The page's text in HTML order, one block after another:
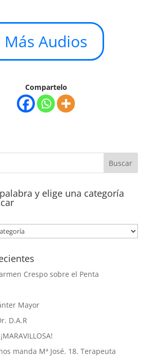
Más Audios
Compartelo
y elige una categoría
Crespo sobre el Penta
Mayor
D.A.R
manda Mª José. 18. Terapeuta